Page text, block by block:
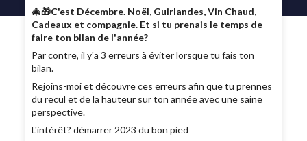
🎄🎁C'est Décembre. Noël, Guirlandes, Vin Chaud,
Cadeaux et compagnie. Et si tu prenais le temps de
faire ton bilan de l'année?
Par contre, il y'a 3 erreurs à éviter lorsque tu fais ton
bilan.
Rejoins-moi et découvre ces erreurs afin que tu prennes
du recul et de la hauteur sur ton année avec une saine
perspective.
L'intérêt? démarrer 2023 du bon pied